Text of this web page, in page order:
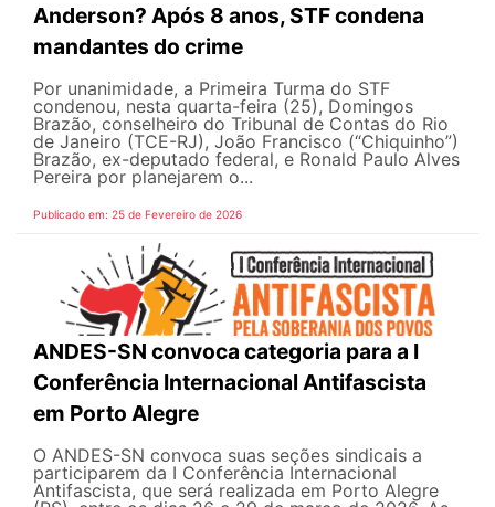
Anderson? Após 8 anos, STF condena
mandantes do crime
Por unanimidade, a Primeira Turma do STF
condenou, nesta quarta-feira (25), Domingos
Brazão, conselheiro do Tribunal de Contas do Rio
de Janeiro (TCE-RJ), João Francisco (“Chiquinho”)
Brazão, ex-deputado federal, e Ronald Paulo Alves
Pereira por planejarem o...
Publicado em: 25 de Fevereiro de 2026
ANDES-SN convoca categoria para a I
Conferência Internacional Antifascista
em Porto Alegre
O ANDES-SN convoca suas seções sindicais a
participarem da I Conferência Internacional
Antifascista, que será realizada em Porto Alegre